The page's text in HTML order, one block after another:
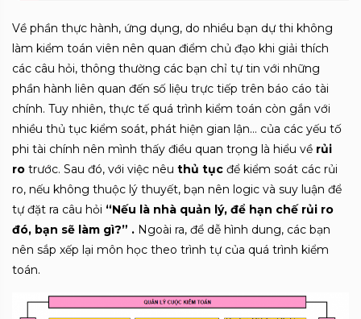
Về phần thực hành, ứng dụng, do nhiều bạn dự thi không
làm kiểm toán viên nên quan điểm chủ đạo khi giải thích
các câu hỏi, thông thường các bạn chỉ tự tin với những
phần hành liên quan đến số liệu trực tiếp trên báo cáo tài
chính. Tuy nhiên, thực tế quá trình kiểm toán còn gắn với
nhiều thủ tục kiểm soát, phát hiện gian lận… của các yếu tố
phi tài chính nên mình thấy điều quan trọng là hiểu về rủi
ro trước. Sau đó, với việc nêu thủ tục để kiểm soát các rủi
ro, nếu không thuộc lý thuyết, bạn nên logic và suy luận để
tự đặt ra câu hỏi “Nếu là nhà quản lý, để hạn chế rủi ro
đó, bạn sẽ làm gì?” . Ngoài ra, để dễ hình dung, các bạn
nên sắp xếp lại môn học theo trình tự của quá trình kiểm
toán.